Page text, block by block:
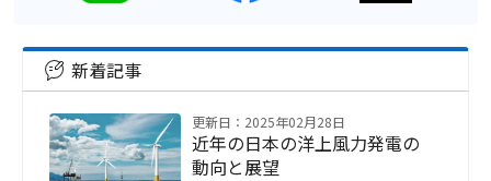
新着記事
更新日：2025年02月28日
近年の日本の洋上風力発電の
動向と展望